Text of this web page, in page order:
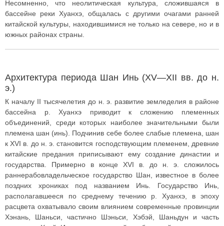
Несомненно, что неолитическая культура, сложившаяся в
бассейне реки Хуанхэ, общалась с другими очагами ранней
китайской культуры, находившимися не только на севере, но и в
южных районах страны.
Архитектура периода Шан Инь (XV—XII вв. до н.
э.)
К началу II тысячелетия до н. э. развитие земледелия в районе
бассейна р. Хуанхэ приводит к сложению племенных
объединений, среди которых наиболее значительными были
племена шан (инь). Подчинив себе более слабые племена, шан
к XVI в. до н. э. становится господствующим племенем, древние
китайские предания приписывают ему создание династии и
государства. Примерно в конце XVI в. до н. э. сложилось
раннерабовладельческое государство Шан, известное в более
поздних хрониках под названием Инь. Государство Инь,
располагавшееся по среднему течению р. Хуанхэ, в эпоху
расцвета охватывало своим влиянием современные провинции
Хэнань, Шаньси, частично Шэньси, Хэбэй, Шаньдун и часть